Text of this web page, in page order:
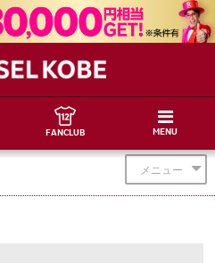
FANCLUB MENU
メニュー